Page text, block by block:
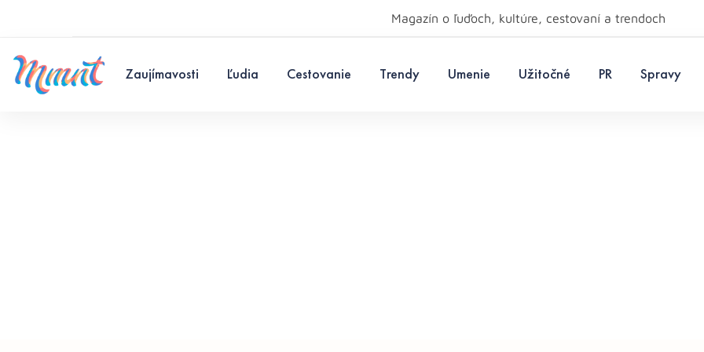
Magazín o ľuďoch, kultúre, cestovaní a trendoch
Zaujímavosti Ľudia Cestovanie Trendy Umenie Užitočné PR Spravy